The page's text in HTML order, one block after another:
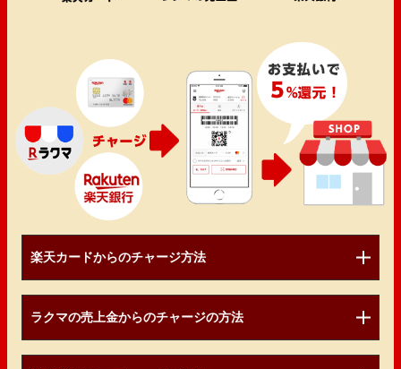
楽天カードからのチャージ方法
ラクマの売上金からのチャージの方法